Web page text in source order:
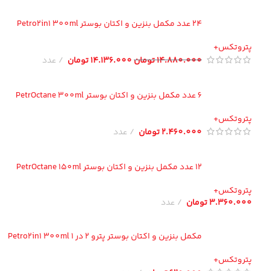
24 عدد مکمل بنزین و اکتان بوستر Petro2in1 300ml
14.880.000تومان14.136.000تومان عدد
6 عدد مکمل بنزین و اکتان بوستر PetrOctane 300ml
2.460.000تومان عدد
12 عدد مکمل بنزین و اکتان بوستر PetrOctane 150ml
تومان عدد
مکمل بنزین و اکتان بوستر پترو 2 در 1 Petro2in1 300ml